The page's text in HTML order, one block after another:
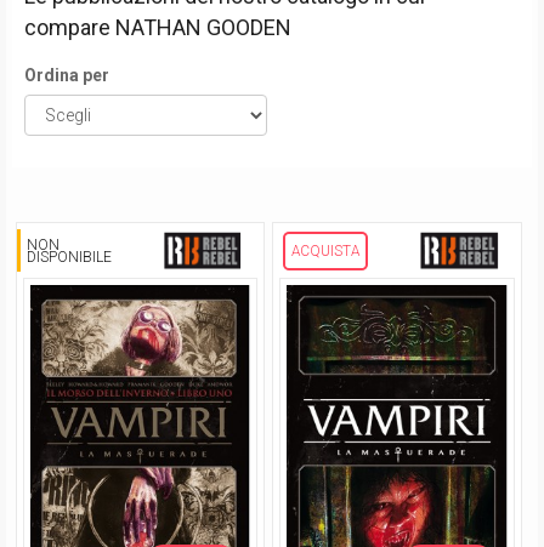
compare NATHAN GOODEN
Ordina per
NON
DISPONIBILE ACQUISTA